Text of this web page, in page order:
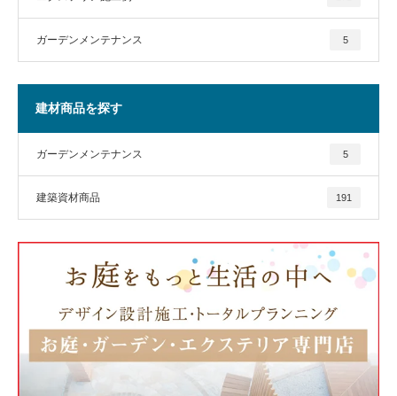
ガーデンメンテナンス 5
建材商品を探す
ガーデンメンテナンス 5
建築資材商品 191